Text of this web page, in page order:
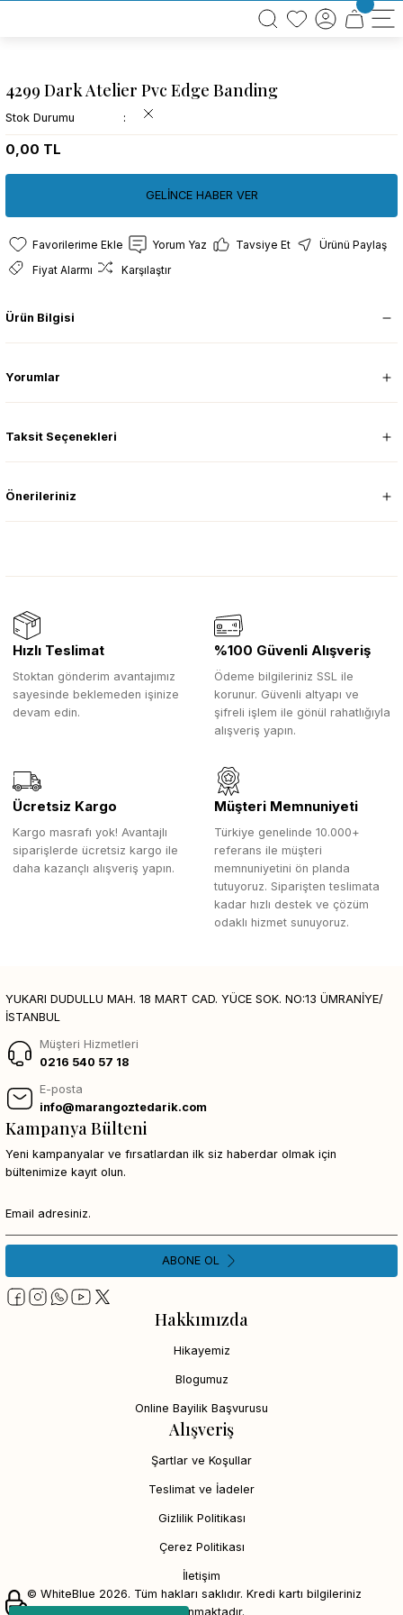
BÜTÜN ALIŞVERİŞLERİNİZDE KARGO BEDAVA!
TÜRKİYE GENELİNDE 10.000 MÜŞTERİ REFERANSI
4299 Dark Atelier Pvc Edge Banding
Stok Durumu
0,00 TL
GELİNCE HABER VER
Yorum Yaz Tavsiye Et
Ürünü Paylaş
Fiyat Alarmı
Karşılaştır
Ürün Bilgisi
Yorumlar
Taksit Seçenekleri
Önerileriniz
Hızlı Teslimat
Stoktan gönderim avantajımız
sayesinde beklemeden işinize
devam edin.
%100 Güvenli Alışveriş
Ödeme bilgileriniz SSL ile
korunur. Güvenli altyapı ve
şifreli işlem ile gönül rahatlığıyla
alışveriş yapın.
Ücretsiz Kargo
Kargo masrafı yok! Avantajlı
siparişlerde ücretsiz kargo ile
daha kazançlı alışveriş yapın.
Müşteri Memnuniyeti
Türkiye genelinde 10.000+
referans ile müşteri
memnuniyetini ön planda
tutuyoruz. Siparişten teslimata
kadar hızlı destek ve çözüm
odaklı hizmet sunuyoruz.
YUKARI DUDULLU MAH. 18 MART CAD. YÜCE SOK. NO:13 ÜMRANİYE/
İSTANBUL
Müşteri Hizmetleri
0216 540 57 18
E-posta
info@marangoztedarik.com
Hakkımızda
Hikayemiz
Blogumuz
Online Bayilik Başvurusu
Alışveriş
Şartlar ve Koşullar
Teslimat ve İadeler
Gizlilik Politikası
Çerez Politikası
İletişim
Kampanya Bülteni
Yeni kampanyalar ve fırsatlardan ilk siz haberdar olmak için
bültenimize kayıt olun.
ABONE OL
© WhiteBlue 2026. Tüm hakları saklıdır. Kredi kartı bilgileriniz
256bit SSL sertifikası ile korunmaktadır.